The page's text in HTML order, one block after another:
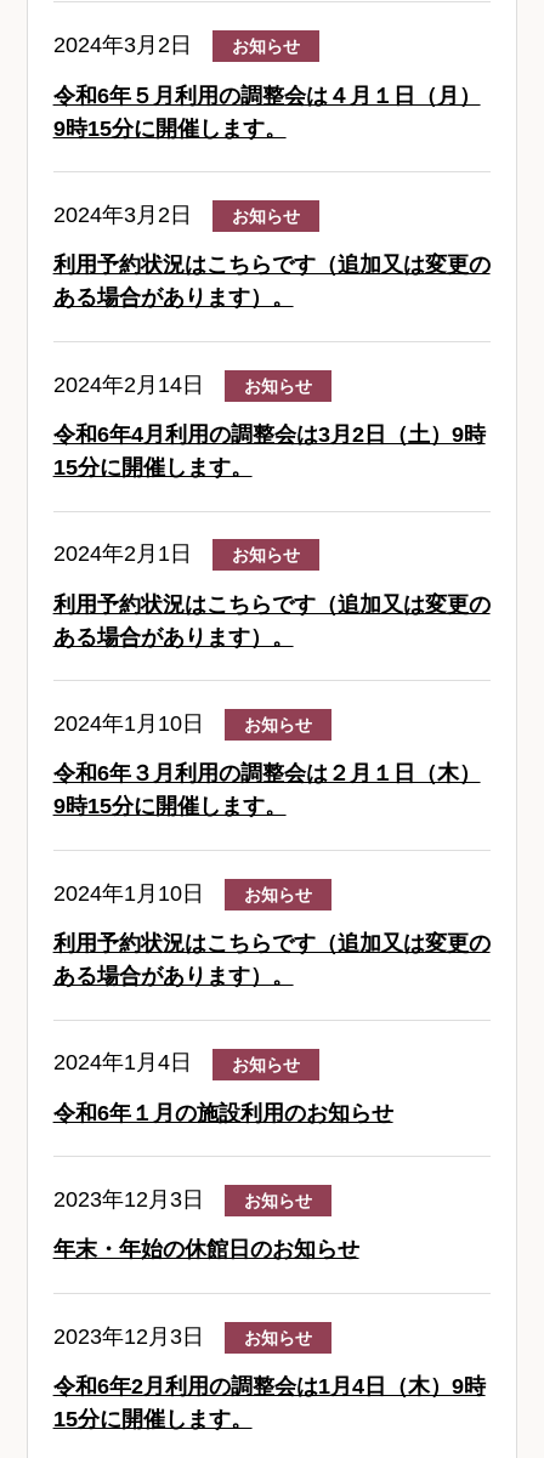
2024年3月2日 お知らせ
令和6年５月利用の調整会は４月１日（月）
9時15分に開催します。
2024年3月2日 お知らせ
利用予約状況はこちらです（追加又は変更の
ある場合があります）。
2024年2月14日 お知らせ
令和6年4月利用の調整会は3月2日（土）9時
15分に開催します。
2024年2月1日 お知らせ
利用予約状況はこちらです（追加又は変更の
ある場合があります）。
2024年1月10日 お知らせ
令和6年３月利用の調整会は２月１日（木）
9時15分に開催します。
2024年1月10日 お知らせ
利用予約状況はこちらです（追加又は変更の
ある場合があります）。
2024年1月4日 お知らせ
令和6年１月の施設利用のお知らせ
2023年12月3日 お知らせ
年末・年始の休館日のお知らせ
2023年12月3日 お知らせ
令和6年2月利用の調整会は1月4日（木）9時
15分に開催します。